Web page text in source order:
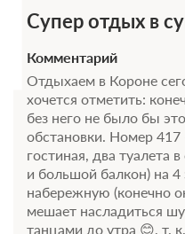
Супер отдых в
Комментарий
Отдыхаем в Короне
хочется отметить:
без него не было бы
обстановки. Номер
гостиная, два туалета
и большой балкон) на
набережную (конечно
мешает насладиться
танцами до утра 😊, т.